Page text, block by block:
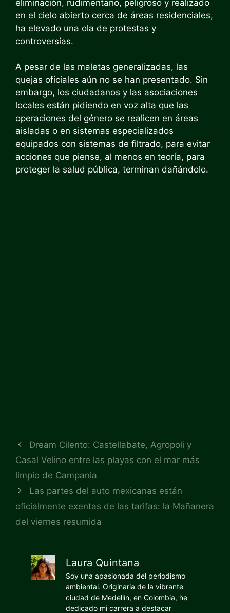
eliminación, rudimentario, peligroso y realizado
en el cielo abierto cerca de áreas residenciales,
ha elevado una ola de protestas y
controversias.
A pesar de las maletas generalizadas, las
quejas oficiales aún no se han presentado. Sin
embargo, los ciudadanos y las asociaciones
locales están pidiendo en voz alta que las
operaciones del género se realicen en áreas
aisladas o en sistemas especializados
equipados con sistemas de filtrado, para evitar
acciones que piense, al menos en teoría, para
proteger la salud pública, terminan dañándolo.
Dream Cilento: Castellabate, Agropoli y
Casal Velino entre las playas con el mar más
limpio de Campania
Las partes del auto mexicanas están
oficialmente exentas de las tarifas: la Mañanera
del viernes resumida
Laura Quintana
Soy una apasionada del periodismo
ambiental. Originaria de la vibrante
ciudad de Medellín, en Colombia, he
dedicado mi carrera a destacar